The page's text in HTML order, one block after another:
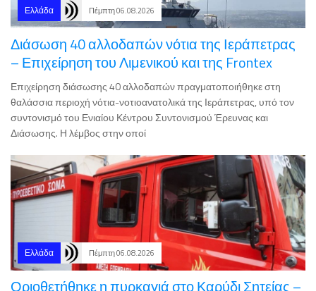
Διάσωση 40 αλλοδαπών νότια της Ιεράπετρας
– Επιχείρηση του Λιμενικού και της Frontex
Επιχείρηση διάσωσης 40 αλλοδαπών πραγματοποιήθηκε στη
θαλάσσια περιοχή νότια-νοτιοανατολικά της Ιεράπετρας, υπό τον
συντονισμό του Ενιαίου Κέντρου Συντονισμού Έρευνας και
Διάσωσης. Η λέμβος στην οποί
Πέμπτη 06.08.2026
Οριοθετήθηκε η πυρκαγιά στο Καρύδι Σητείας –
Χωρίς ενεργό μέτωπο